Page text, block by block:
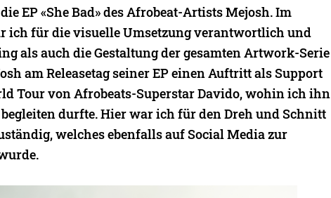
EP «She Bad» des Afrobeat-Artists Mejosh. Im
ich für die visuelle Umsetzung verantwortlich und
als auch die Gestaltung der gesamten Artwork-Serie
am Releasetag seiner EP einen Auftritt als Support
Tour von Afrobeats-Superstar Davido, wohin ich ihn
durfte. Hier war ich für den Dreh und Schnitt
welches ebenfalls auf Social Media zur